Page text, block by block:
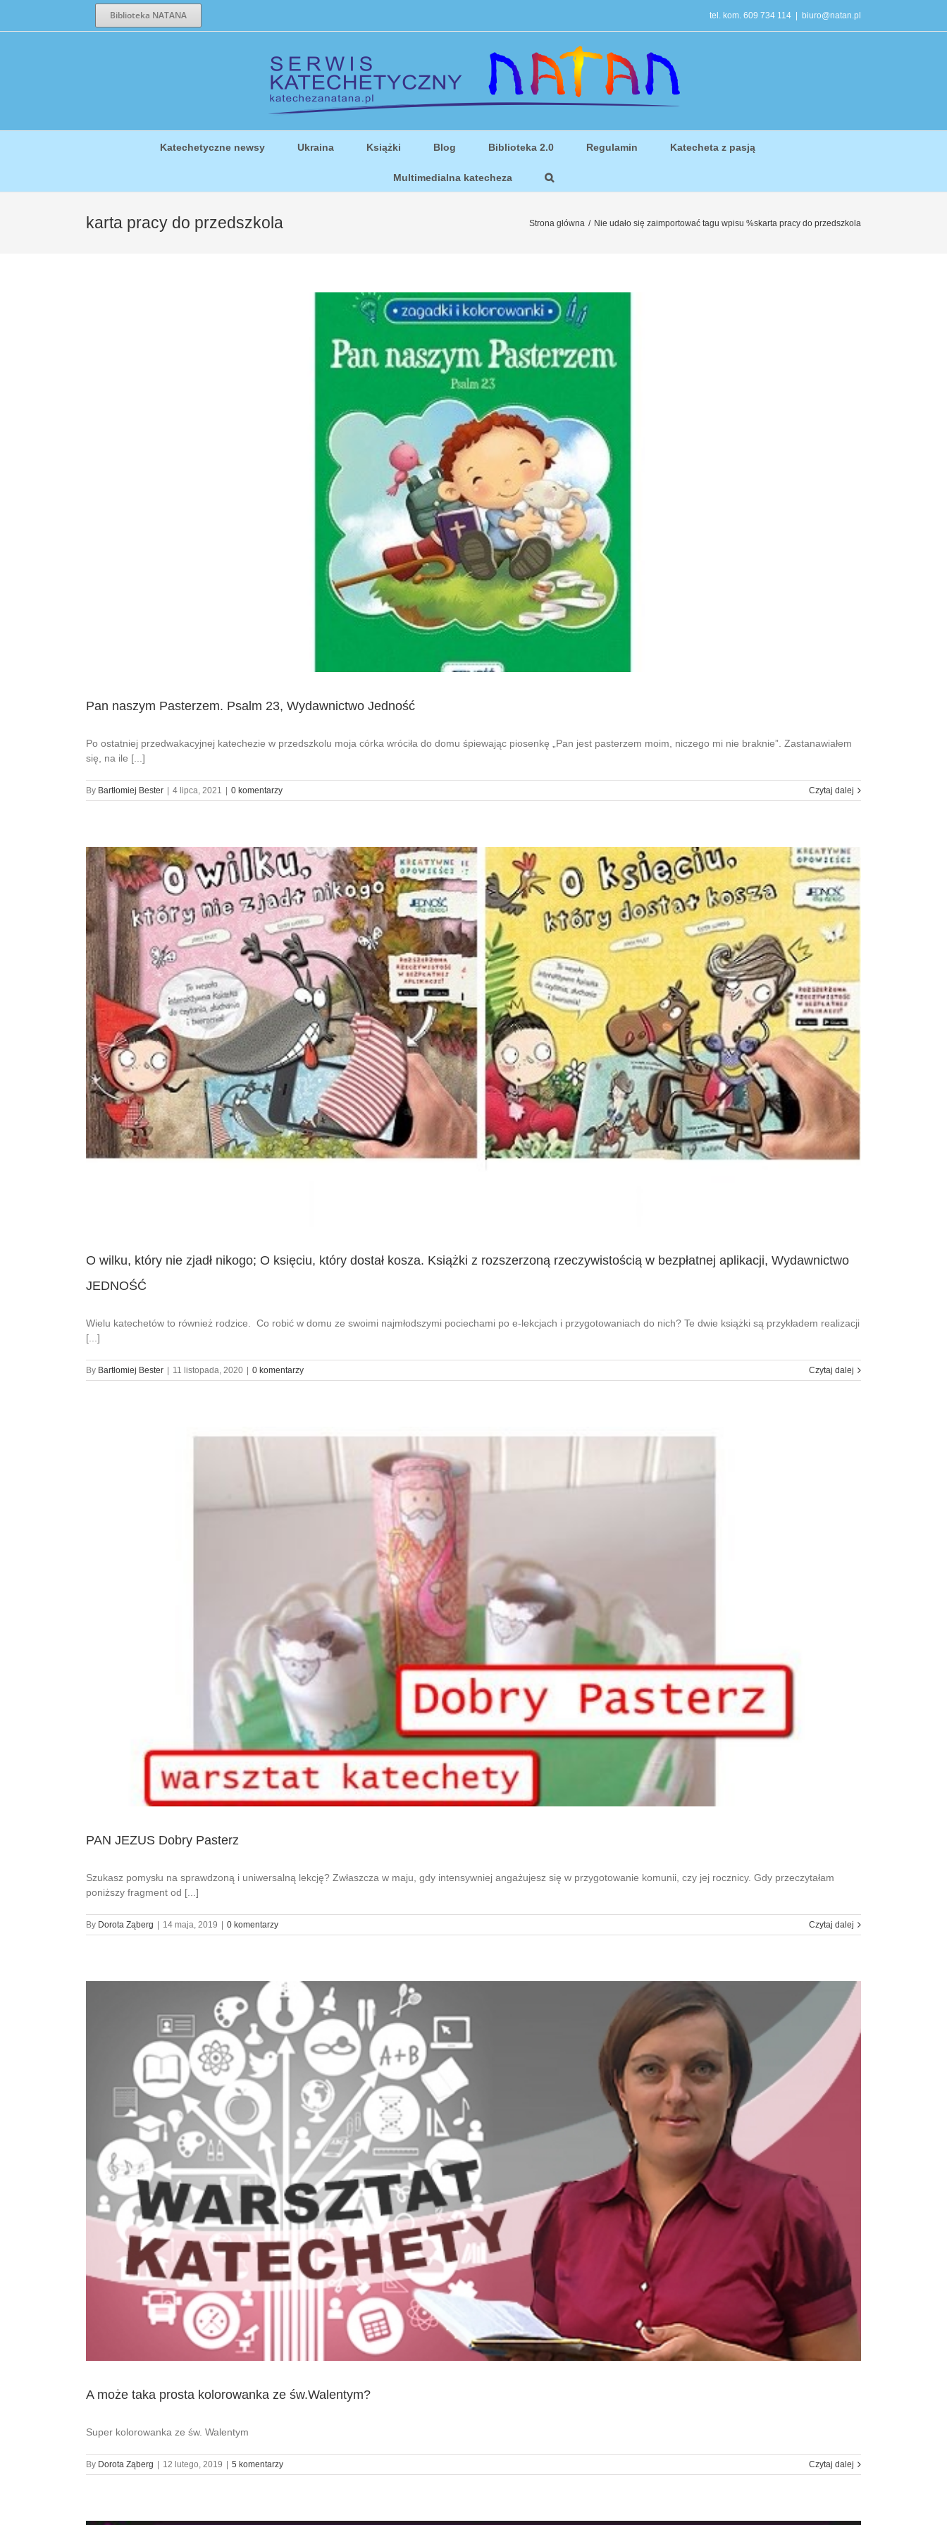
Biblioteka NATANA tel. kom. 609 734 114 biuro@natan.pl
Katechetyczne newsy Ukraina Książki Blog Biblioteka 2.0 Regulamin Katecheta z pasją
Multimedialna katecheza
karta pracy do przedszkola Strona główna / Nie udało się zaimportować tagu wpisu %skarta pracy do przedszkola
Pan naszym Pasterzem. Psalm 23, Wydawnictwo Jedność
Po ostatniej przedwakacyjnej katechezie w przedszkolu moja córka wróciła do domu śpiewając piosenkę „Pan jest pasterzem moim, niczego mi nie braknie”. Zastanawiałem
się, na ile [...]
By Bartłomiej Bester 4 lipca, 2021 0 komentarzy Czytaj dalej
O wilku, który nie zjadł nikogo; O księciu, który dostał kosza. Książki z rozszerzoną rzeczywistością w bezpłatnej aplikacji, Wydawnictwo
JEDNOŚĆ
Wielu katechetów to również rodzice. Co robić w domu ze swoimi najmłodszymi pociechami po e-lekcjach i przygotowaniach do nich? Te dwie książki są przykładem realizacji
[...]
By Bartłomiej Bester 11 listopada, 2020 0 komentarzy Czytaj dalej
PAN JEZUS Dobry Pasterz
Szukasz pomysłu na sprawdzoną i uniwersalną lekcję? Zwłaszcza w maju, gdy intensywniej angażujesz się w przygotowanie komunii, czy jej rocznicy. Gdy przeczytałam
poniższy fragment od [...]
By Dorota Ząberg 14 maja, 2019 0 komentarzy Czytaj dalej
A może taka prosta kolorowanka ze św.Walentym?
Super kolorowanka ze św. Walentym
By Dorota Ząberg 12 lutego, 2019 5 komentarzy Czytaj dalej